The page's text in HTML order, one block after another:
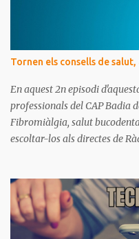
Tornen els consells de
En aquest 2n episodi
professionals del CAP Badia
Fibromiàlgia, salut
escoltar-los als directes de